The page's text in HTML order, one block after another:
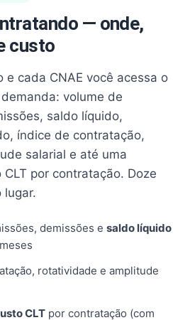
— onde,
custo
e cada CNAE você acessa o
volume de
saldo líquido,
índice de contratação,
salarial e até uma
por contratação. Doze
lugar.
demissões e saldo líquido
rotatividade e amplitude
CLT por contratação (com